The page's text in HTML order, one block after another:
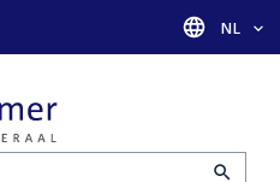
Taal
NL